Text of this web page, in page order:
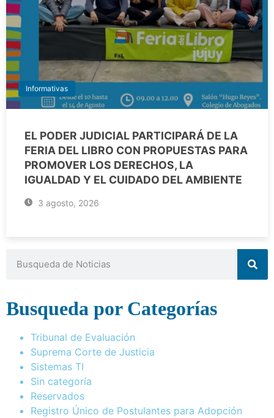
Informativas
EL PODER JUDICIAL PARTICIPARÁ DE LA
FERIA DEL LIBRO CON PROPUESTAS PARA
PROMOVER LOS DERECHOS, LA
IGUALDAD Y EL CUIDADO DEL AMBIENTE
3 agosto, 2026
Busqueda por Categorías
Tribunal de Evaluación
Suprema Corte de Justicia
Sistemas TI
Sin categoría
Reservados
Registro Único de Postulantes para Adopción